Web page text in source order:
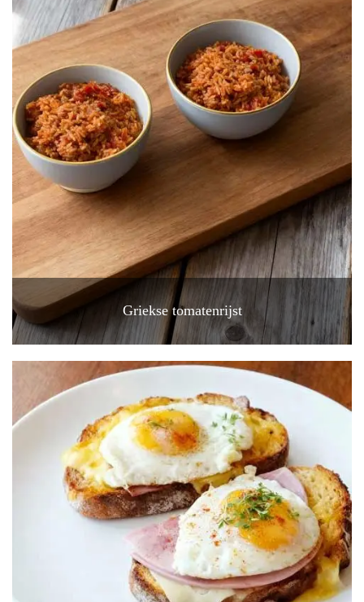
Griekse tomatenrijst